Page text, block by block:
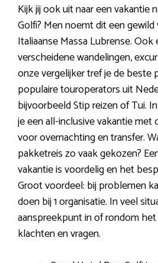
Kijk jij ook uit naar een vakantie
Golfi? Men noemt dit een
Italiaanse Massa Lubrense.
verscheidene wandelingen,
onze vergelijker tref je de beste
populaire touroperators uit
bijvoorbeeld Stip reizen of Tui.
je een all-inclusive vakantie met
voor overnachting en transfer.
pakketreis zo vaak gekozen?
vakantie is voordelig en het
Groot voordeel: bij problemen
doen bij 1 organisatie. In veel
aanspreekpunt in of rondom
klachten en vragen.